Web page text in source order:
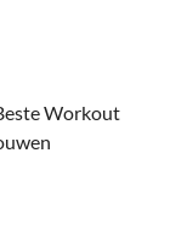
Workout